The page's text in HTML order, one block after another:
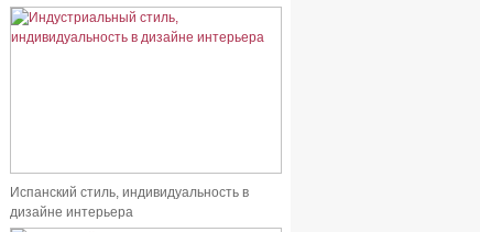
Испанский стиль, индивидуальность в
дизайне интерьера